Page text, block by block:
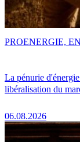
La pénurie
libéralisation du
06.08.2026
PROENERGIE,